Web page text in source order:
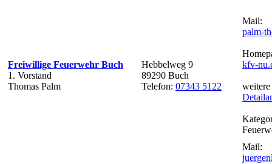
Freiwillige Feuerwehr Buch
1. Vorstand
Thomas Palm
Hebbelweg 9
89290 Buch
Telefon: 07343 5122
Mail:
palm-
kfv-
Mail: